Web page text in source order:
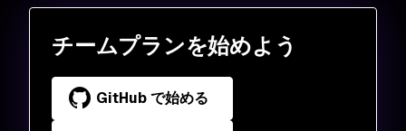
チームプランを始めよう
GitHub で始める